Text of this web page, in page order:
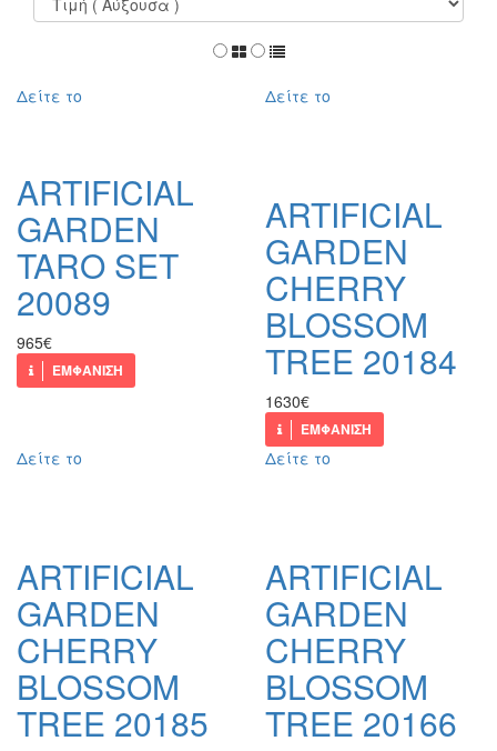
Δείτε το
ARTIFICIAL
GARDEN
TARO SET
20089
965€
ΕΜΦΑΝΙΣΗ
Δείτε το
ARTIFICIAL
GARDEN
CHERRY
BLOSSOM
TREE 20184
1630€
ΕΜΦΑΝΙΣΗ
Δείτε το
ARTIFICIAL
GARDEN
CHERRY
BLOSSOM
TREE 20185
Δείτε το
ARTIFICIAL
GARDEN
CHERRY
BLOSSOM
TREE 20166